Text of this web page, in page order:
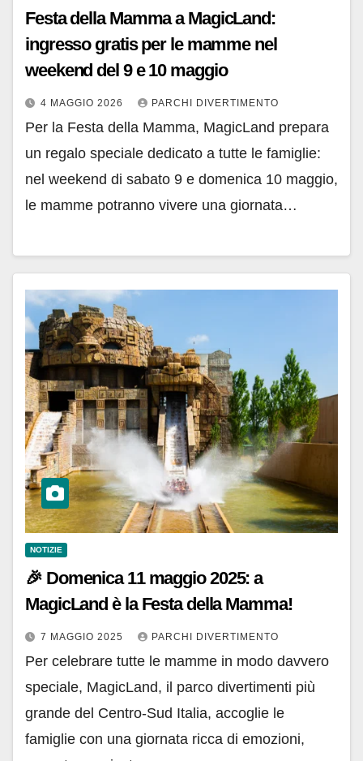
Festa della Mamma a MagicLand:
ingresso gratis per le mamme nel
weekend del 9 e 10 maggio
4 MAGGIO 2026 PARCHI DIVERTIMENTO
Per la Festa della Mamma, MagicLand prepara
un regalo speciale dedicato a tutte le famiglie:
nel weekend di sabato 9 e domenica 10 maggio,
le mamme potranno vivere una giornata…
NOTIZIE
🎉 Domenica 11 maggio 2025: a
MagicLand è la Festa della Mamma!
7 MAGGIO 2025 PARCHI DIVERTIMENTO
Per celebrare tutte le mamme in modo davvero
speciale, MagicLand, il parco divertimenti più
grande del Centro-Sud Italia, accoglie le
famiglie con una giornata ricca di emozioni,